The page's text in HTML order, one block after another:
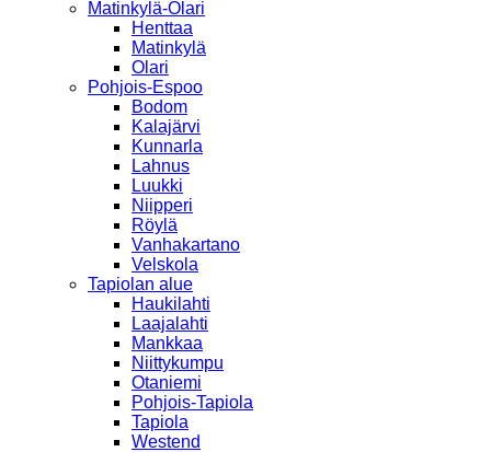
Matinkylä-Olari
Henttaa
Matinkylä
Olari
Pohjois-Espoo
Bodom
Kalajärvi
Kunnarla
Lahnus
Luukki
Niipperi
Röylä
Vanhakartano
Velskola
Tapiolan alue
Haukilahti
Laajalahti
Mankkaa
Niittykumpu
Otaniemi
Pohjois-Tapiola
Tapiola
Westend